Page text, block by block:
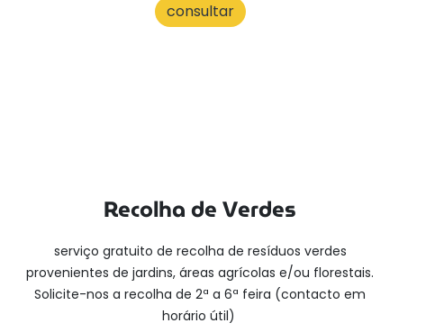
consultar
Recolha de Verdes
serviço gratuito de recolha de resíduos verdes
provenientes de jardins, áreas agrícolas e/ou florestais.
Solicite-nos a recolha de 2ª a 6ª feira (contacto em
horário útil)